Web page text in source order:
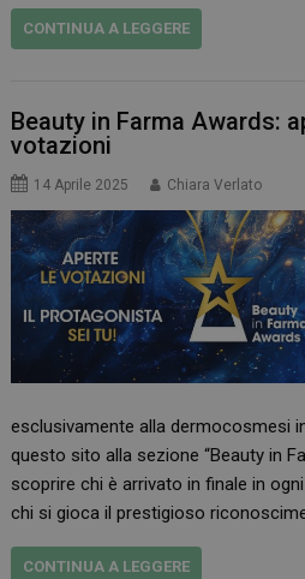
CONTINUA A LEGGERE
Beauty in Farma Awards:
votazioni
14 Aprile 2025 Chiara Verlato
esclusivamente alla dermocosmesi
questo sito alla sezione “Beauty in
scoprire chi è arrivato in finale in
chi si gioca il prestigioso
CONTINUA A LEGGERE